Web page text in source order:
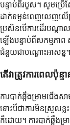
បន្ទាប់ពីរបួស។ សូមប្រើ
ដាក់ទម្ងន់ពេញលេញលើ
ប្រសិនបើការដើរបណ្ត
ឡើងបន្ទាប់ពីសកម្មភា
ជំនួយជាបណ្តោះអាសន្ន។
តើវាត្រូវការពេលប៉ុ
ការបាក់ឆ្អឹងម្រាមជើង
ទោះបីជាការមិនស្រួលខ្ល
ក៏ដោយ។ ការបាក់ឆ្អឹងម្រ